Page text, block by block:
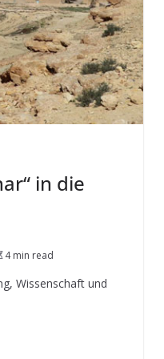
in die
4 min read
Wissenschaft und